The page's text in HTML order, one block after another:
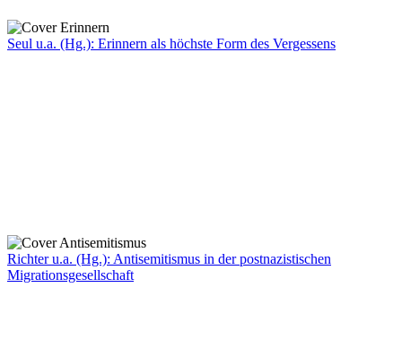
Seul u.a. (Hg.): Erinnern als höchste Form des Vergessens
Richter u.a. (Hg.): Antisemitismus in der postnazistischen
Migrationsgesellschaft